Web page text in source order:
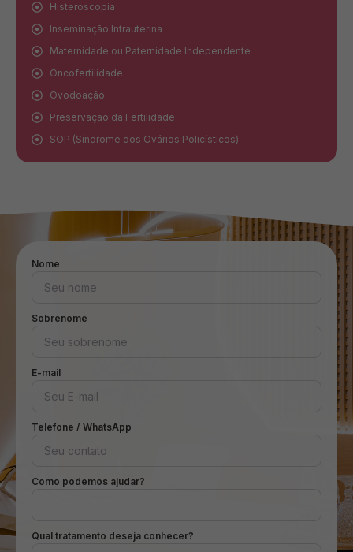
Histeroscopia
Inseminação Intrauterina
Maternidade ou Paternidade Independente
Oncofertilidade
Ovodoação
Preservação da Fertilidade
SOP (Síndrome dos Ovários Policísticos)
Nome
Sobrenome
E-mail
Telefone / WhatsApp
Como podemos ajudar?
Qual tratamento deseja conhecer?